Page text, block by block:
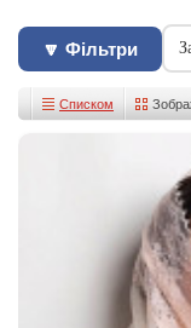
🔽 Фільтри
Списком